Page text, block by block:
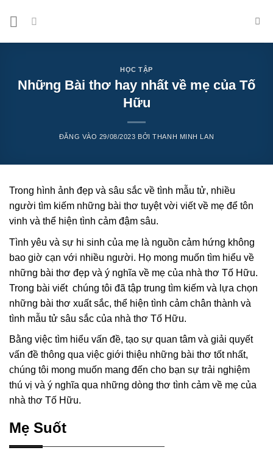
HỌC TẬP
Những Bài thơ hay nhất về mẹ của Tố
Hữu
ĐĂNG VÀO 29/08/2023 BỞITHANH MINH LAN
Trong hình ảnh đẹp và sâu sắc về tình mẫu tử, nhiều
người tìm kiếm những bài thơ tuyệt vời viết về mẹ để tôn
vinh và thể hiện tình cảm đậm sâu.
Tình yêu và sự hi sinh của mẹ là nguồn cảm hứng không
bao giờ cạn với nhiều người. Họ mong muốn tìm hiểu về
những bài thơ đẹp và ý nghĩa về mẹ của nhà thơ Tố Hữu.
Trong bài viết chúng tôi đã tập trung tìm kiếm và lựa chọn
những bài thơ xuất sắc, thể hiện tình cảm chân thành và
tình mẫu tử sâu sắc của nhà thơ Tố Hữu.
Bằng việc tìm hiểu vấn đề, tạo sự quan tâm và giải quyết
vấn đề thông qua việc giới thiệu những bài thơ tốt nhất,
chúng tôi mong muốn mang đến cho bạn sự trải nghiệm
thú vị và ý nghĩa qua những dòng thơ tình cảm về mẹ của
nhà thơ Tố Hữu.
Mẹ Suốt